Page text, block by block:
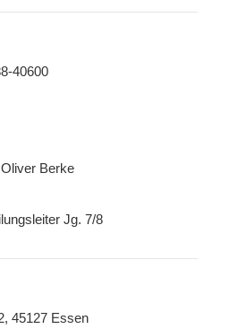
40600
Oliver Berke
Jg. 7/8
45127 Essen